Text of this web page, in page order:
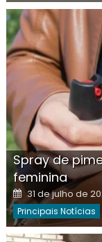
Spray de
feminina
Posted
on
31 de julho de
Principais Notícias